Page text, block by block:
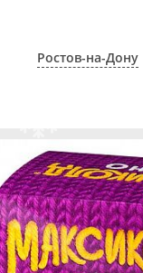
Ростов-на-Дону